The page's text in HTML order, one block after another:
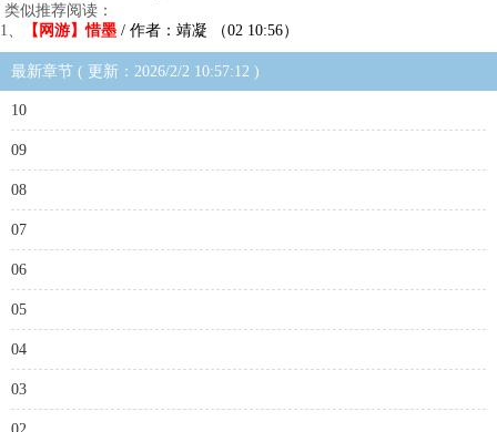
类似推荐阅读：
1、
【网游】惜墨 / 作者：靖凝 （02 10:56）
最新章节 ( 更新：2026/2/2 10:57:12 )
10
09
08
07
06
05
04
03